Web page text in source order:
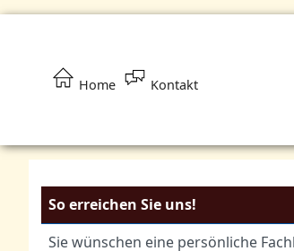
Home Kontakt
So erreichen Sie uns!
Sie wünschen eine persönliche